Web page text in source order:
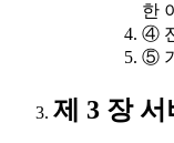
한
④
⑤
제 3 장